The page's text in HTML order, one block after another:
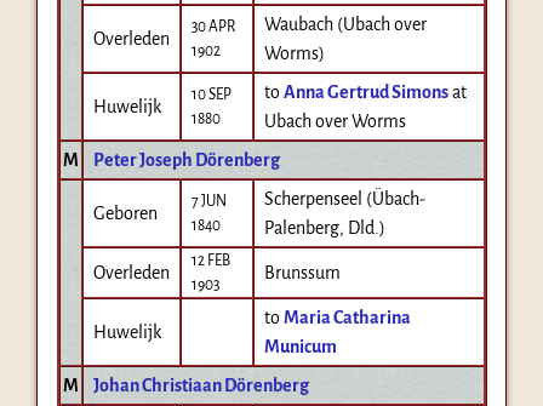
Overleden
30 APR
1902
Waubach (Ubach over
Worms)
Huwelijk
10 SEP
1880
toAnna Gertrud Simons at
Ubach over Worms
M
Peter Joseph Dörenberg
Geboren
7 JUN
1840
Scherpenseel (Übach-
Palenberg, Dld.)
Overleden
12 FEB
1903
Brunssum
Huwelijk
toMaria Catharina
Municum
M
Johan Christiaan Dörenberg